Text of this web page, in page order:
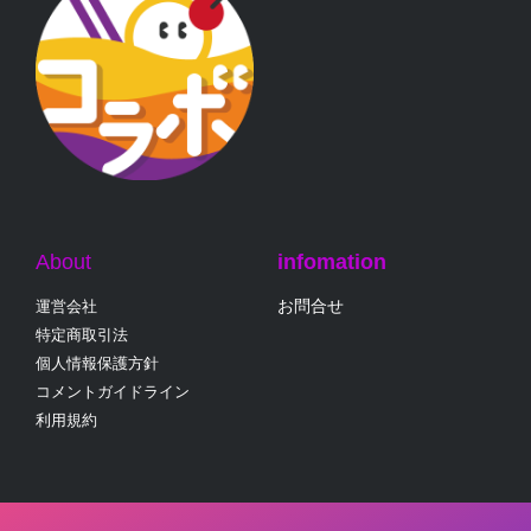
About
運営会社
特定商取引法
個人情報保護方針
コメントガイドライン
利用規約
infomation
お問合せ